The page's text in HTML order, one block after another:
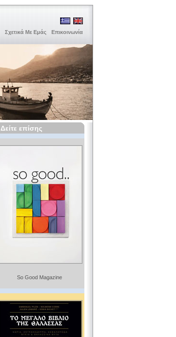
Σχετικά Με Εμάς Επικοινωνία
Δείτε επίσης
So Good Magazine